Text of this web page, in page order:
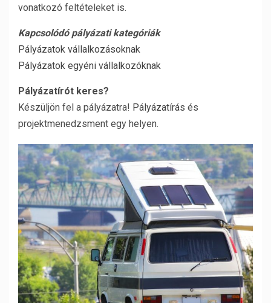
vonatkozó feltételeket is.
Kapcsolódó pályázati kategóriák
Pályázatok vállalkozásoknak
Pályázatok egyéni vállalkozóknak
Pályázatírót keres?
Készüljön fel a pályázatra! Pályázatírás és
projektmenedzsment egy helyen.